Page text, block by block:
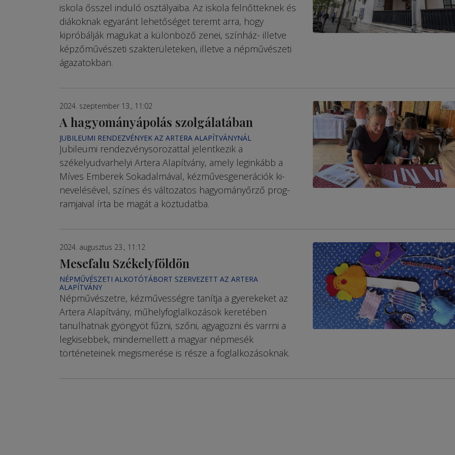
iskola ősszel induló osztályaiba. Az iskola felnőtteknek és
diákoknak egyaránt lehetőséget teremt arra, hogy
kipróbálják magukat a különböző zenei, színház- illetve
képzőművészeti szakterületeken, illetve a népművészeti
ágazatokban.
2024. szeptember 13., 11:02
A hagyományápolás szolgálatában
JUBILEUMI RENDEZVÉNYEK AZ ARTERA ALAPÍTVÁNYNÁL
Jubileumi rendezvénysorozattal jelentkezik a
székelyudvarhelyi Artera Alapítvány, amely leginkább a
Míves Emberek Sokadalmával, kézművesgenerációk ki­
nevelésével, színes és vál­tozatos hagyományőrző prog­
ramjaival írta be magát a köztudatba.
2024. augusztus 23., 11:12
Mesefalu Székelyföldön
NÉPMŰVÉSZETI ALKOTÓTÁBORT SZERVEZETT AZ ARTERA
ALAPÍTVÁNY
Népművészetre, kézművességre tanítja a gyerekeket az
Artera Alapítvány, műhelyfoglalkozások keretében
tanulhatnak gyöngyöt fűzni, szőni, agyagozni és varrni a
legkisebbek, mindemellett a magyar népmesék
történeteinek megismerése is része a foglalkozásoknak.